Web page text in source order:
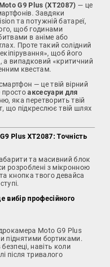
G9 Plus (XT2087) — це
Завдяки
та потужній батареї,
щоб годинами
в аніме або
Проте такий солідний
щоб його
а випадковий «критичний
квестам.
— це твій вірний
простоаксесуари для
яка перетворить твій
що підкреслює твій шлях
Plus XT2087: Точність
та масивний блок
розроблені з мікронною
кнопка твого девайса
вибір професійного
Moto G9 Plus
піднятими бортиками.
безпеці, навіть коли
після тривалого